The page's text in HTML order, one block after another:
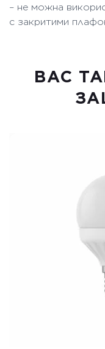
– не можна
с закритими
ВАC